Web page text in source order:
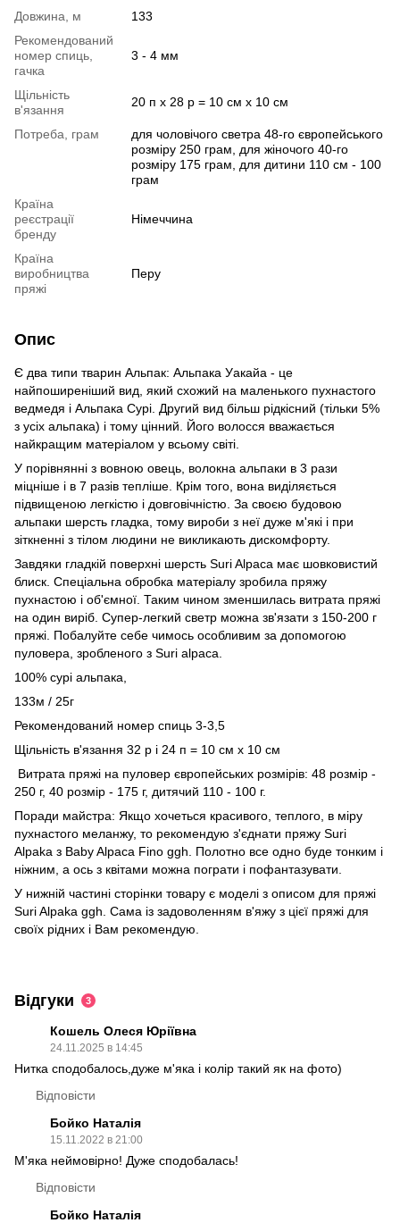
Довжина, м
133
Рекомендований
номер спиць,
гачка
3 - 4 мм
Щільність
в'язання
20 п х 28 р = 10 см х 10 см
Потреба, грам
для чоловічого светра 48-го європейського
розміру 250 грам, для жіночого 40-го
розміру 175 грам, для дитини 110 см - 100
грам
Країна
реєстрації
бренду
Німеччина
Країна
виробництва
пряжі
Перу
Опис
Є два типи тварин Альпак: Альпака Уакайа - це
найпоширеніший вид, який схожий на маленького пухнастого
ведмедя і Альпака Сурі. Другий вид більш рідкісний (тільки 5%
з усіх альпака) і тому цінний. Його волосся вважається
найкращим матеріалом у всьому світі.
У порівнянні з вовною овець, волокна альпаки в 3 рази
міцніше і в 7 разів тепліше. Крім того, вона виділяється
підвищеною легкістю і довговічністю. За своєю будовою
альпаки шерсть гладка, тому вироби з неї дуже м'які і при
зіткненні з тілом людини не викликають дискомфорту.
Завдяки гладкій поверхні шерсть Suri Alpaca має шовковистий
блиск. Спеціальна обробка матеріалу зробила пряжу
пухнастою і об'ємної. Таким чином зменшилась витрата пряжі
на один виріб. Супер-легкий светр можна зв'язати з 150-200 г
пряжі. Побалуйте себе чимось особливим за допомогою
пуловера, зробленого з Suri alpaca.
100% сурі альпака,
133м / 25г
Рекомендований номер спиць 3-3,5
Щільність в'язання 32 р і 24 п = 10 см х 10 см
Витрата пряжі на пуловер європейських розмірів: 48 розмір -
250 г, 40 розмір - 175 г, дитячий 110 - 100 г.
Поради майстра: Якщо хочеться красивого, теплого, в міру
пухнастого меланжу, то рекомендую з'єднати пряжу Suri
Alpaka з Baby Alpaca Fino ggh. Полотно все одно буде тонким і
ніжним, а ось з квітами можна пограти і пофантазувати.
У нижній частині сторінки товару є моделі з описом для пряжі
Suri Alpaka ggh. Сама із задоволенням в'яжу з цієї пряжі для
своїх рідних і Вам рекомендую.
Відгуки 3
Кошель Олеся Юріївна
24.11.2025 в 14:45
Нитка сподобалось,дуже м'яка і колір такий як на фото)
Відповісти
Бойко Наталія
15.11.2022 в 21:00
М'яка неймовірно! Дуже сподобалась!
Відповісти
Бойко Наталія